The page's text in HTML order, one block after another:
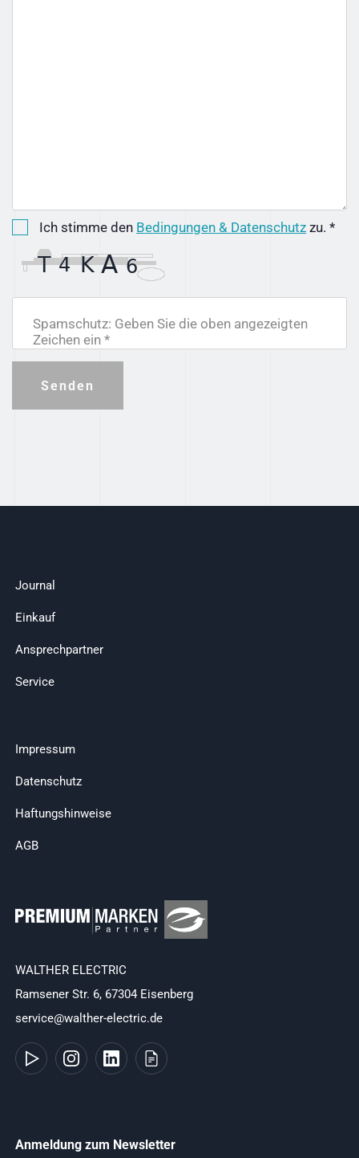
Ich stimme den Bedingungen & Datenschutz zu. *
Spamschutz: Geben Sie die oben angezeigten
Zeichen ein *
Senden
Journal
Einkauf
Ansprechpartner
Service
Impressum
Datenschutz
Haftungshinweise
AGB
WALTHER ELECTRIC
Ramsener Str. 6, 67304 Eisenberg
service@walther-electric.de
Anmeldung zum Newsletter